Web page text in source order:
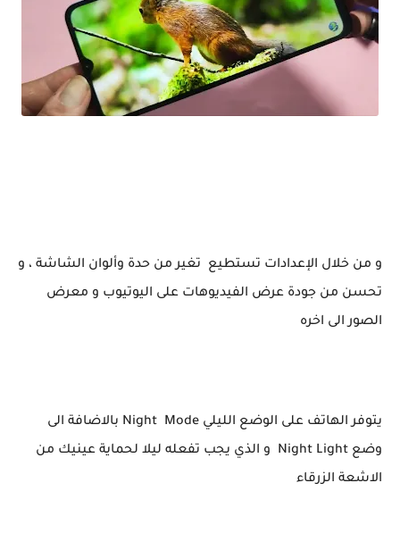
و من خلال الإعدادات تستطيع تغير من حدة وألوان الشاشة ، و
تحسن من جودة عرض الفيديوهات على اليوتيوب و معرض
الصور الى اخره
يتوفر الهاتف على الوضع الليلي Night Mode بالاضافة الى
وضع Night Light و الذي يجب تفعله ليلا لحماية عينيك من
الاشعة الزرقاء